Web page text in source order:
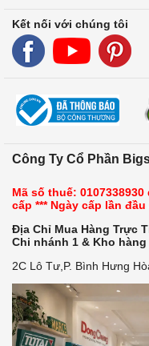
Kết nối với chúng tôi
Công Ty Cổ Phần
Mã số thuế:
cấp *** Ngày cấp lần đầu
Địa Chỉ Mua Hàng Trực
Chi nhánh 1 & Kho hàng
2C Lô Tư,P. Bình Hưng